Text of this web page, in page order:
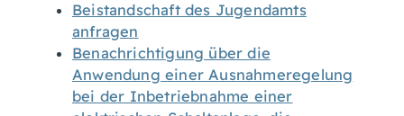
Beistandschaft des Jugendamts
anfragen
Benachrichtigung über die
Anwendung einer Ausnahmeregelung
bei der Inbetriebnahme einer